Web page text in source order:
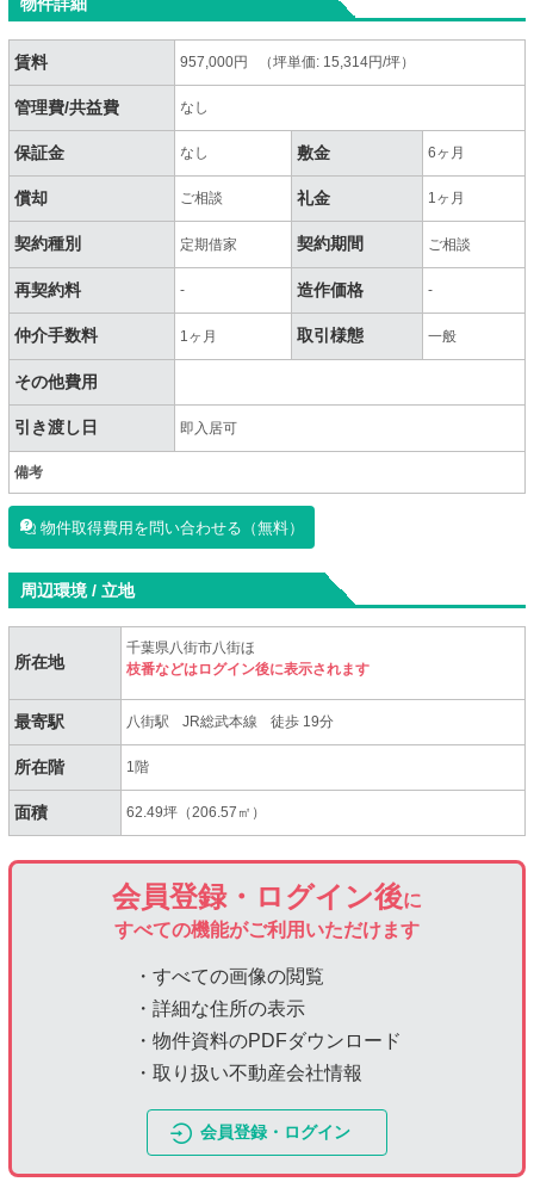
賃料 957,000円 （坪単価: 15,314円/坪）
管理費/共益費 なし
保証金 なし 敷金 6ヶ月
償却 ご相談 礼金 1ヶ月
契約種別 定期借家 契約期間 ご相談
再契約料 - 造作価格 -
仲介手数料 1ヶ月 取引様態 一般
その他費用
引き渡し日 即入居可
備考
物件取得費用を問い合わせる（無料）
周辺環境 / 立地
所在地
千葉県八街市八街ほ
枝番などはログイン後に表示されます
最寄駅 八街駅 JR総武本線 徒歩 19分
所在階 1階
面積 62.49坪（206.57㎡）
会員登録・ログイン後に
すべての機能がご利用いただけます
・すべての画像の閲覧
・詳細な住所の表示
・物件資料のPDFダウンロード
・取り扱い不動産会社情報
会員登録・ログイン